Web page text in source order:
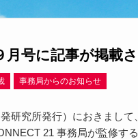
月号に記事が掲載
事務局からのお知らせ
研究所発行）におきまし
21 事務局が監修す